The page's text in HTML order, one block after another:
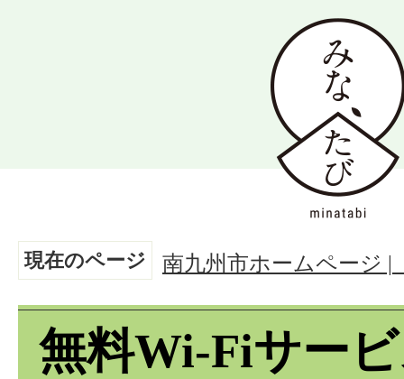
現在のページ 南九州市ホームページ
無料Wi-Fiサー